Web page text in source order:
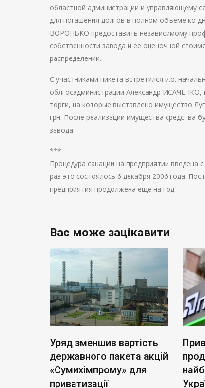
областной администрации и управляющему
для погашения долгов в полном объеме ко
ВОРОНЬКО предоставить независимому
собственности завода и ее оценочной
распределении.
С участниками пикета встретился и.о.
облгосадминистрации Александр
торги, на которые выставлено имущество
грн. После реализации имущества средства
завода.
***
Процедура санации на предприятии введена
раз это состоялось 6 декабря 2006 года.
предприятия продолжена еще на год.
Вас може зацікавити
Уряд зменшив вартість
державного пакета акцій
«Сумихімпрому» для
приватизації